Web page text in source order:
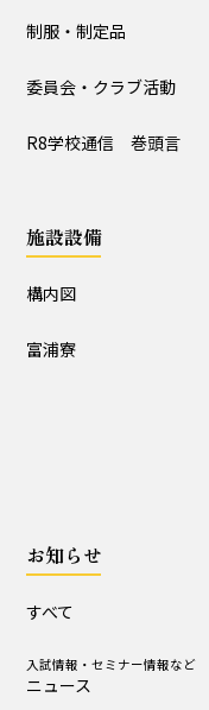
大泉小の自然便り
構内図
すべて
学校からｰ作成中
制服・制定品
委員会・クラブ活動
R8学校通信 巻頭言
施設設備
構内図
富浦寮
お知らせ
すべて
入試情報・セミナー情報など
ニュース